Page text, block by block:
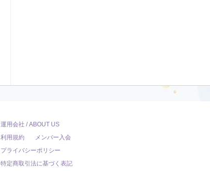
運用会社 / ABOUT US
利用規約
メンバー入会
プライバシーポリシー
特定商取引法に基づく表記